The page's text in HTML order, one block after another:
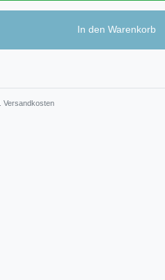
In den Warenkorb
Versandkosten